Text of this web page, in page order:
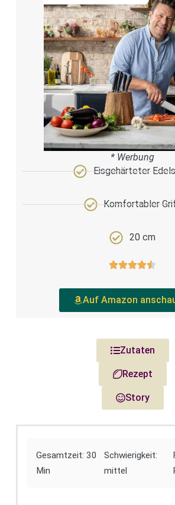
* Werbung
Eisgehärteter
Komfortabler
20 cm
Auf Amazon
Zutaten
Rezept
Story
Gesamtzeit: 30
Min
Schwierigkeit:
mittel